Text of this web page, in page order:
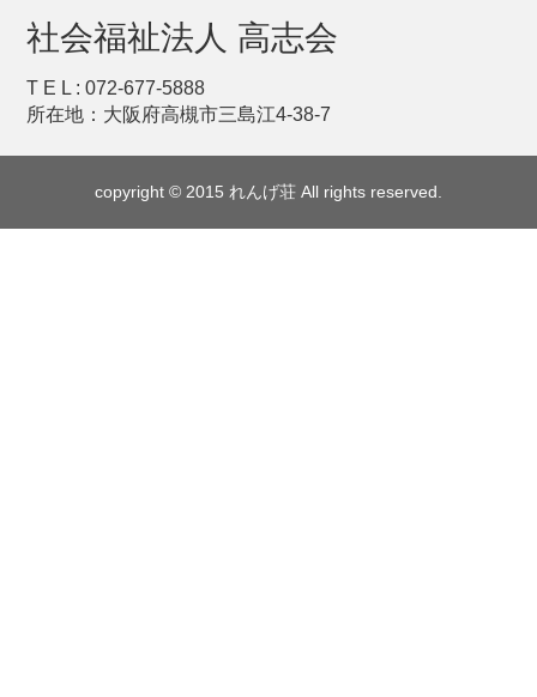
社会福祉法人 高志会
T E L : 072-677-5888
所在地：大阪府高槻市三島江4-38-7
copyright © 2015 れんげ荘 All rights reserved.